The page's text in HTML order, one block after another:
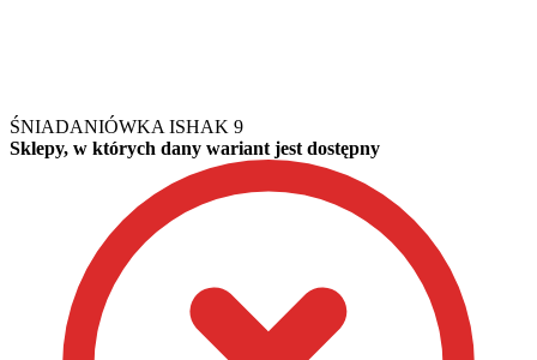
ŚNIADANIÓWKA ISHAK 9
Sklepy, w których dany wariant jest dostępny